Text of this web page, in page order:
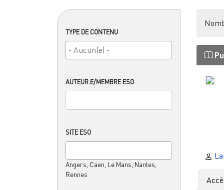
TYPE DE CONTENU
AUTEUR.E/MEMBRE ESO
SITE ESO
Angers, Caen, Le Mans, Nantes,
Rennes